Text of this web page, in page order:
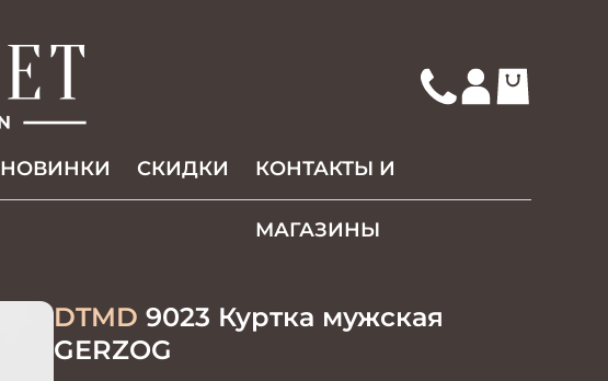
НОВИНКИ СКИДКИ КОНТАКТЫ И
МАГАЗИНЫ
DTMD 9023 Куртка мужская
GERZOG